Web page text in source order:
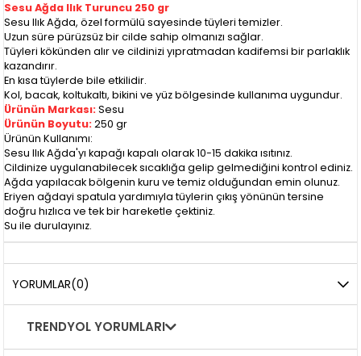
Sesu Ağda Ilık Turuncu 250 gr
Sesu Ilık Ağda, özel formülü sayesinde tüyleri temizler.
Uzun süre pürüzsüz bir cilde sahip olmanızı sağlar.
Tüyleri kökünden alır ve cildinizi yıpratmadan kadifemsi bir parlaklık
kazandırır.
En kısa tüylerde bile etkilidir.
Kol, bacak, koltukaltı, bikini ve yüz bölgesinde kullanıma uygundur.
Ürünün Markası: Sesu
Ürünün Boyutu: 250 gr
Ürünün Kullanımı:
Sesu Ilık Ağda'yı kapağı kapalı olarak 10-15 dakika ısıtınız.
Cildinize uygulanabilecek sıcaklığa gelip gelmediğini kontrol ediniz.
Ağda yapılacak bölgenin kuru ve temiz olduğundan emin olunuz.
Eriyen ağdayi spatula yardımıyla tüylerin çıkış yönünün tersine
doğru hızlıca ve tek bir hareketle çektiniz.
Su ile durulayınız.
YORUMLAR(0)
TRENDYOL YORUMLARI